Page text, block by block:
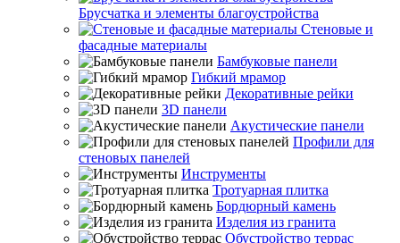
Брусчатка и элементы благоустройства
Стеновые и
фасадные материалы
Бамбуковые панели
Гибкий мрамор
Декоративные рейки
3D панели
Акустические панели
Профили для
стеновых панелей
Инструменты
Тротуарная плитка
Бордюрный камень
Изделия из гранита
Обустройство террас